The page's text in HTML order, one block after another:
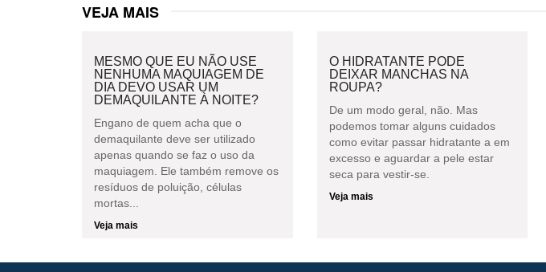
VEJA MAIS
MESMO QUE EU NÃO USE
NENHUMA MAQUIAGEM DE
DIA DEVO USAR UM
DEMAQUILANTE À NOITE?
Engano de quem acha que o
demaquilante deve ser utilizado
apenas quando se faz o uso da
maquiagem. Ele também remove os
resíduos de poluição, células
mortas...
Veja mais
O HIDRATANTE PODE
DEIXAR MANCHAS NA
ROUPA?
De um modo geral, não. Mas
podemos tomar alguns cuidados
como evitar passar hidratante a em
excesso e aguardar a pele estar
seca para vestir-se.
Veja mais